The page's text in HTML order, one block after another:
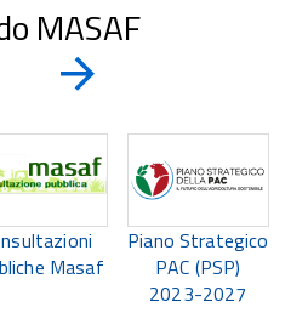
MASAF
Vai
slide
successiva
Ãˆ
possibile
navigare
le
slide
Masaf
Piano Strategico
PAC (PSP)
2023-2027